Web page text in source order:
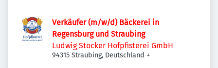
Verkäufer (m/w/d) Bäckerei in
Regensburg und Straubing
Ludwig Stocker Hofpfisterei GmbH
94315 Straubing, Deutschland +